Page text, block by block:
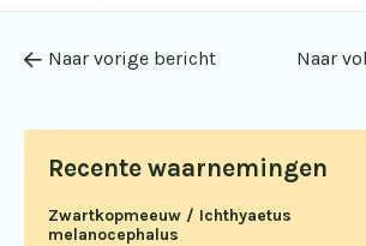
Recente waarnemingen
Zwartkopmeeuw / Ichthyaetus
melanocephalus
Naar vorige bericht Naar